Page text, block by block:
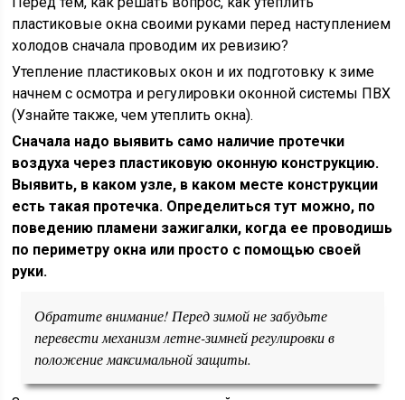
пластиковые окна своими руками перед наступлением
холодов сначала проводим их ревизию?
Утепление пластиковых окон и их подготовку к зиме
начнем с осмотра и регулировки оконной системы ПВХ
(Узнайте также, чем утеплить окна).
Сначала надо выявить само наличие протечки
воздуха через пластиковую оконную конструкцию.
Выявить, в каком узле, в каком месте конструкции
есть такая протечка. Определиться тут можно, по
поведению пламени зажигалки, когда ее проводишь
по периметру окна или просто с помощью своей
руки.
Обратите внимание! Перед зимой не забудьте
перевести механизм летне-зимней регулировки в
положение максимальной защиты.